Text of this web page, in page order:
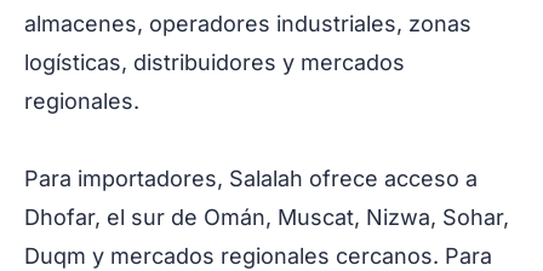
almacenes, operadores industriales, zonas
logísticas, distribuidores y mercados
regionales.
Para importadores, Salalah ofrece acceso a
Dhofar, el sur de Omán, Muscat, Nizwa, Sohar,
Duqm y mercados regionales cercanos. Para